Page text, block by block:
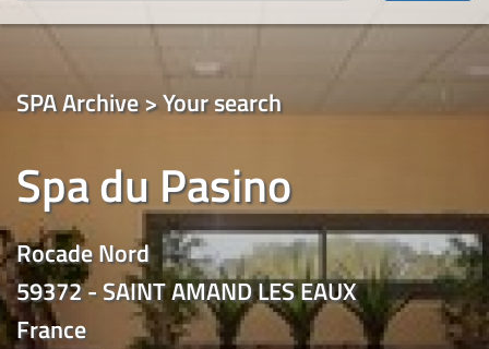
SPA Archive > Your search
Spa du Pasino
Rocade Nord
59372 - SAINT AMAND LES EAUX
France